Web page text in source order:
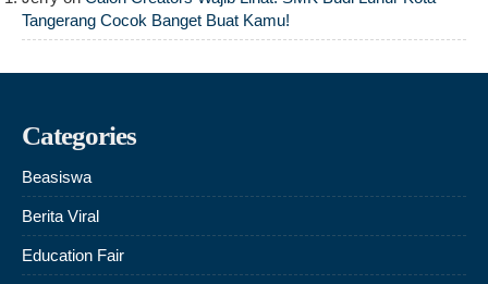
Tangerang Cocok Banget Buat Kamu!
Categories
Beasiswa
Berita Viral
Education Fair